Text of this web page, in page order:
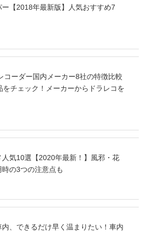
【2018年最新版】人気おすすめ7
コーダー国内メーカー8社の特徴比較
をチェック！メーカーからドラレコを
気10選【2020年最新！】風邪・花
の3つの注意点も
、できるだけ早く温まりたい！車内